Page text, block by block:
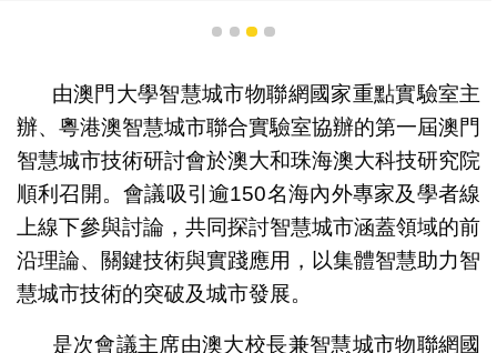
1 2 3 4
由澳門大學智慧城市物聯網國家重點實驗室主
辦、粵港澳智慧城市聯合實驗室協辦的第一屆澳門
智慧城市技術研討會於澳大和珠海澳大科技研究院
順利召開。會議吸引逾150名海內外專家及學者線
上線下參與討論，共同探討智慧城市涵蓋領域的前
沿理論、關鍵技術與實踐應用，以集體智慧助力智
慧城市技術的突破及城市發展。
是次會議主席由澳大校長兼智慧城市物聯網國